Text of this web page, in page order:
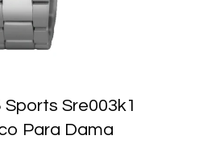
Sports Sre003k1
Para Dama